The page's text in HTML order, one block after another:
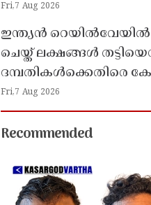
Fri,7 Aug 2026
ഇന്ത്യൻ റെയിൽവേയിൽ
ചെയ്ത് ലക്ഷങ്ങൾ
ദമ്പതികൾക്കെതിരെ
Fri,7 Aug 2026
Recommended